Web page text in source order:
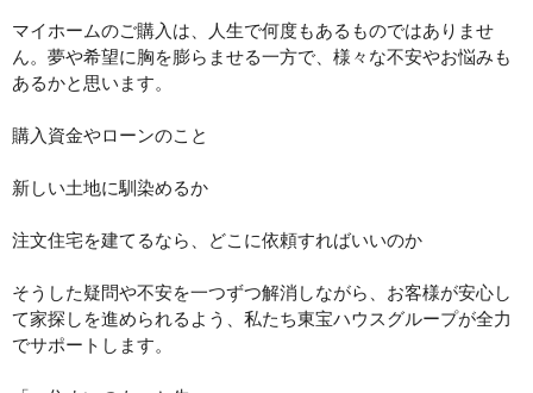
マイホームのご購入は、人生で何度もあるものではありませ
ん。夢や希望に胸を膨らませる一方で、様々な不安やお悩みも
あるかと思います。
購入資金やローンのこと
新しい土地に馴染めるか
注文住宅を建てるなら、どこに依頼すればいいのか
そうした疑問や不安を一つずつ解消しながら、お客様が安心し
て家探しを進められるよう、私たち東宝ハウスグループが全力
でサポートします。